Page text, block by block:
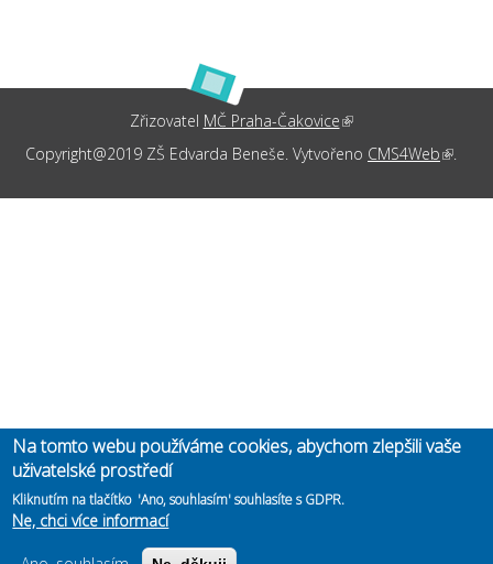
Zřizovatel MČ Praha-Čakovice(link is external)
Copyright@2019 ZŠ Edvarda Beneše. Vytvořeno CMS4Web (link is
.
Na tomto webu používáme cookies, abychom zlepšili vaše
uživatelské prostředí
Kliknutím na tlačítko 'Ano, souhlasím' souhlasíte s GDPR.
Ne, chci více informací